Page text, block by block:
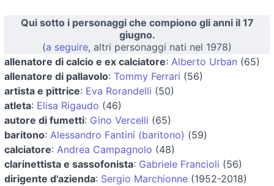
Qui sotto i personaggi che compiono gli anni il 17
giugno.
(a seguire, altri personaggi nati nel 1978)
allenatore di calcio e ex calciatore: Alberto Urban (65)
allenatore di pallavolo: Tommy Ferrari (56)
artista e pittrice: Eva Rorandelli (50)
atleta: Elisa Rigaudo (46)
autore di fumetti: Gino Vercelli (65)
baritono: Alessandro Fantini (baritono) (59)
calciatore: Andrea Campagnolo (48)
clarinettista e sassofonista: Gabriele Francioli (56)
dirigente d'azienda: Sergio Marchionne (1952-2018)